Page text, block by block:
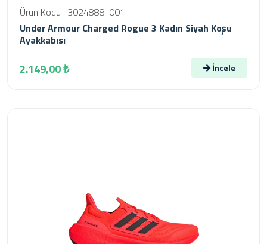
Ürün Kodu : 3024888-001
Under Armour Charged Rogue 3 Kadın Siyah Koşu
Ayakkabısı
2.149,00 ₺ İncele